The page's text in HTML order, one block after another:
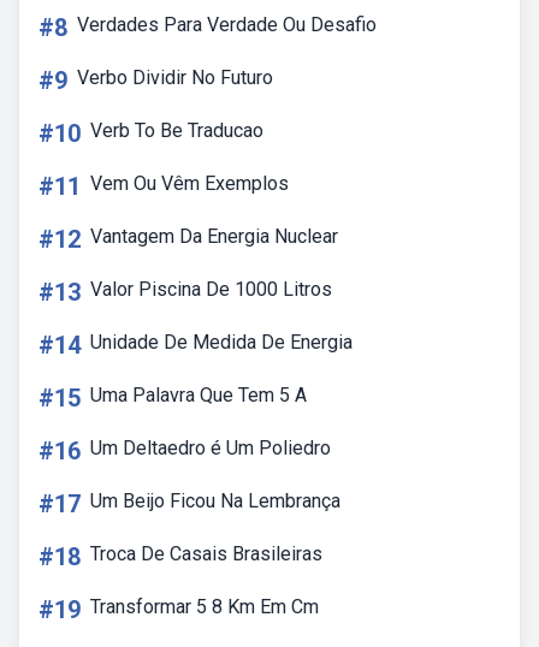
#8 Verdades Para Verdade Ou Desafio
#9 Verbo Dividir No Futuro
#10 Verb To Be Traducao
#11 Vem Ou Vêm Exemplos
#12 Vantagem Da Energia Nuclear
#13 Valor Piscina De 1000 Litros
#14 Unidade De Medida De Energia
#15 Uma Palavra Que Tem 5 A
#16 Um Deltaedro é Um Poliedro
#17 Um Beijo Ficou Na Lembrança
#18 Troca De Casais Brasileiras
#19 Transformar 5 8 Km Em Cm